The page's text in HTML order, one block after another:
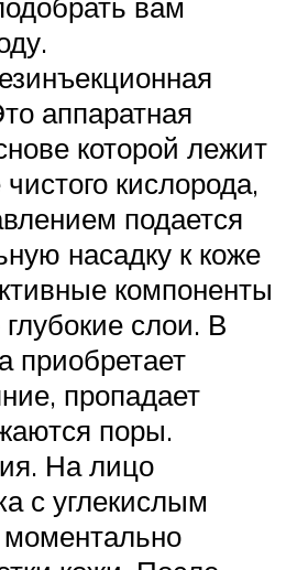
аппаратная
которой лежит
кислорода,
подается
насадку к коже
компоненты
слои. В
приобретает
пропадает
поры.
На лицо
с углекислым
моментально